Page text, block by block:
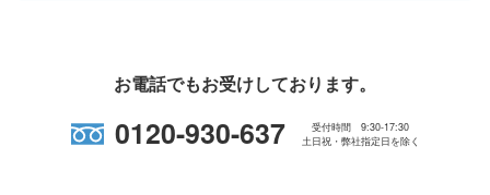
お電話でもお受けしております。
0120-930-637
受付時間 9:30-17:30
土日祝・弊社指定日を除く